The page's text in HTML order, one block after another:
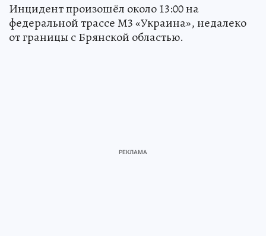
Инцидент произошёл около 13:00 на
федеральной трассе М3 «Украина», недалеко
от границы с Брянской областью.